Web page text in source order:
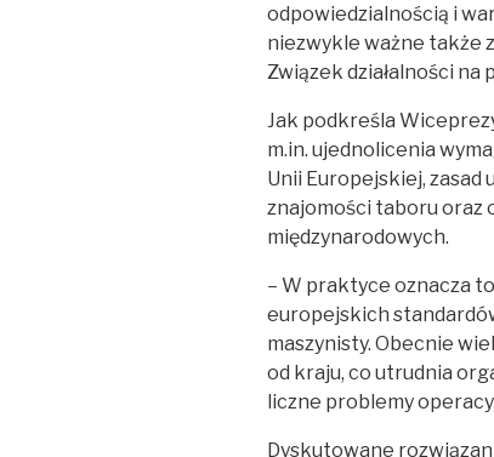
odpowiedzialnością i
niezwykle ważne także
Związek działalności na
Jak podkreśla
m.in. ujednolicenia
Unii Europejskiej, zasad
znajomości taboru oraz
międzynarodowych.
– W praktyce oznacza
europejskich
maszynisty. Obecnie
od kraju, co utrudnia
liczne problemy
Dyskutowane